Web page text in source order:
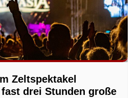
Zeltspektakel
drei Stunden große